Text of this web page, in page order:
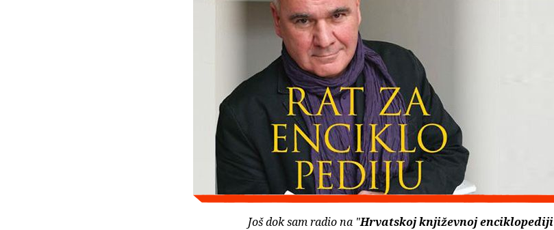
Još dok sam radio na "Hrvatskoj književnoj enciklopediji